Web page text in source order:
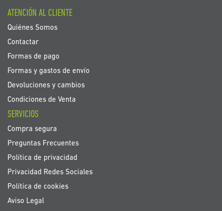
de
noticias:
ATENCIÓN AL CLIENTE
Quiénes Somos
Contactar
Formas de pago
Formas y gastos de envío
Devoluciones y cambios
Condiciones de Venta
SERVICIOS
Compra segura
Preguntas Frecuentes
Política de privacidad
Privacidad Redes Sociales
Política de cookies
Aviso Legal